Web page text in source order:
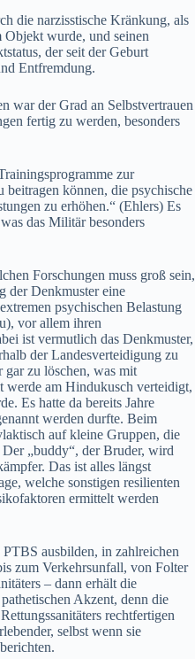
die narzisstische Kränkung, als
Objekt wurde, und seinen
der seit der Geburt
Entfremdung.
war der Grad an Selbstvertrauen
fertig zu werden, besonders
zur
beitragen können, die psychische
zu erhöhen.“ (Ehlers) Es
das Militär besonders
Forschungen muss groß sein,
der Denkmuster eine
psychischen Belastung
vor allem ihren
ist vermutlich das Denkmuster,
der Landesverteidigung zu
gar zu löschen, was mit
werde am Hindukusch verteidigt,
Es hatte da bereits Jahre
werden durfte. Beim
auf kleine Gruppen, die
„buddy“, der Bruder, wird
Das ist alles längst
welche sonstigen resilienten
ermittelt werden
ausbilden, in zahlreichen
zum Verkehrsunfall, von Folter
– dann erhält die
Akzent, denn die
rechtfertigen
selbst wenn sie